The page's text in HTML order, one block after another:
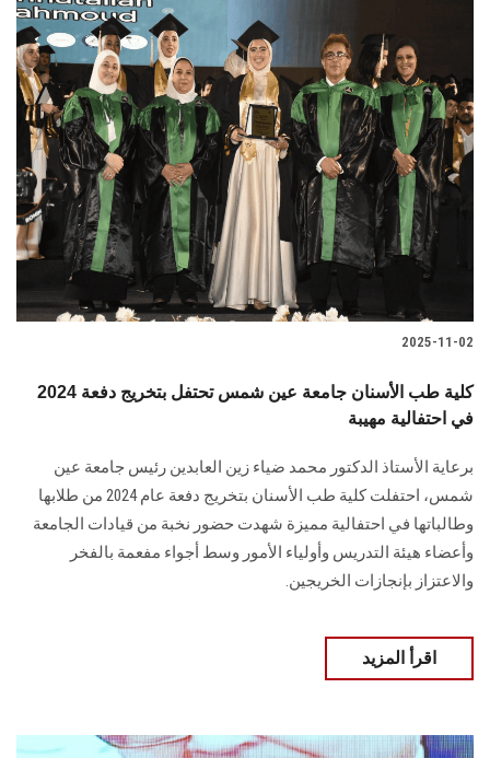
2025-11-02
كلية طب الأسنان جامعة عين شمس تحتفل بتخريج دفعة 2024
في احتفالية مهيبة
برعاية الأستاذ الدكتور محمد ضياء زين العابدين رئيس جامعة عين
شمس، احتفلت كلية طب الأسنان بتخريج دفعة عام 2024 من طلابها
وطالباتها في احتفالية مميزة شهدت حضور نخبة من قيادات الجامعة
وأعضاء هيئة التدريس وأولياء الأمور وسط أجواء مفعمة بالفخر
والاعتزاز بإنجازات الخريجين.
اقرأ المزيد